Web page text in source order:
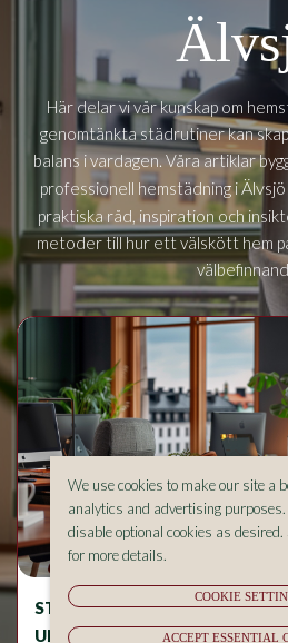
Här delar vi vår kunskap om
genomtänkta städrutiner kan
balans i vardagen. Våra artiklar
professionell hemstädning iÄlvsjö
praktiska råd, inspiration och
metoder till hur ett välskött hem
STÄDNING OCH ALLERGIER –
UNDVIKA I HEMMET?
We use cookies to make our site a
analytics and advertising purposes.
disable optional cookies as desired.
for more details.
COOKIE
ACCEPT ESSENTIAL